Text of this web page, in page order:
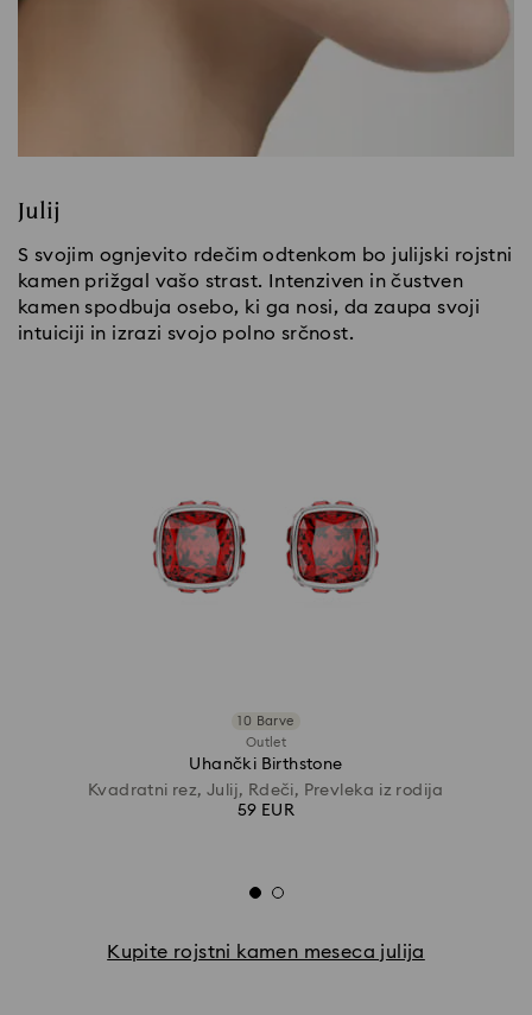
Julij
S svojim ognjevito rdečim odtenkom bo julijski rojstni
kamen prižgal vašo strast. Intenziven in čustven
kamen spodbuja osebo, ki ga nosi, da zaupa svoji
intuiciji in izrazi svojo polno srčnost.
10 Barve
Outlet
Uhančki Birthstone
Kvadratni rez, Julij, Rdeči, Prevleka iz rodija
59 EUR
Kupite rojstni kamen meseca julija